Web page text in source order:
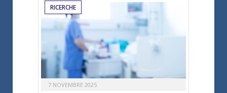
RICERCHE
7 NOVEMBRE 2025